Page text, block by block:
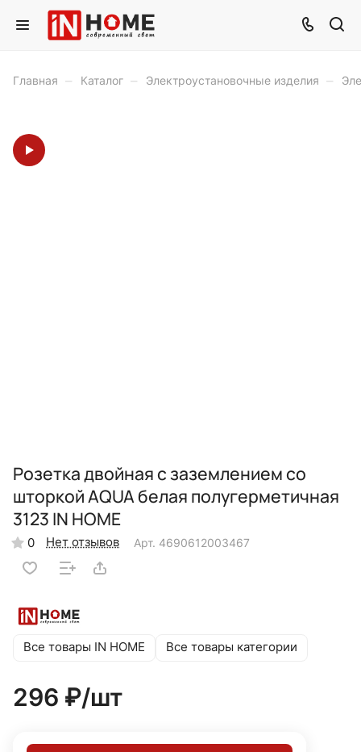
Главная – Каталог – Электроустановочные изделия –
Розетка двойная с заземлением со
шторкой AQUA белая полугерметичная
3123 IN HOME
0 Нет отзывов Арт. 4690612003467
Все товары IN HOME Все товары категории
296 ₽/шт